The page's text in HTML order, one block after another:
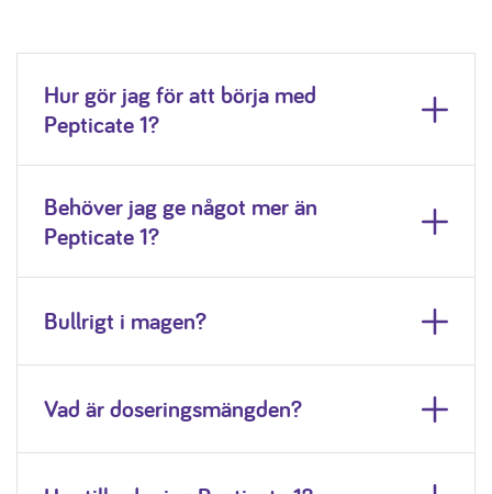
Hur gör jag för att börja med
Pepticate 1?
Behöver jag ge något mer än
Pepticate 1?
Bullrigt i magen?
Vad är doseringsmängden?